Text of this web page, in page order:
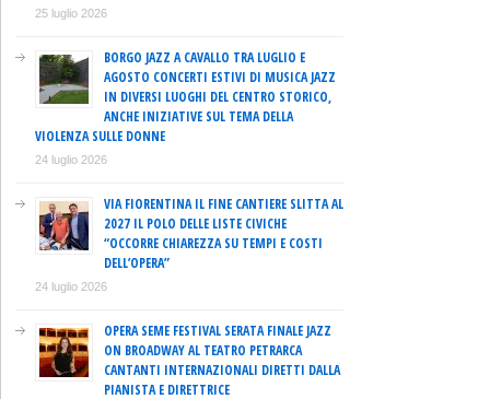
25 luglio 2026
BORGO JAZZ A CAVALLO TRA LUGLIO E
AGOSTO CONCERTI ESTIVI DI MUSICA JAZZ
IN DIVERSI LUOGHI DEL CENTRO STORICO,
ANCHE INIZIATIVE SUL TEMA DELLA
VIOLENZA SULLE DONNE
24 luglio 2026
VIA FIORENTINA IL FINE CANTIERE SLITTA AL
2027 IL POLO DELLE LISTE CIVICHE
“OCCORRE CHIAREZZA SU TEMPI E COSTI
DELL’OPERA”
24 luglio 2026
OPERA SEME FESTIVAL SERATA FINALE JAZZ
ON BROADWAY AL TEATRO PETRARCA
CANTANTI INTERNAZIONALI DIRETTI DALLA
PIANISTA E DIRETTRICE